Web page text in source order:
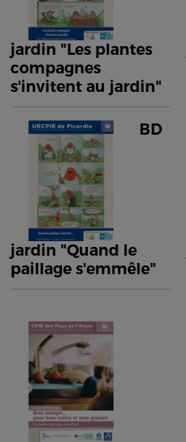
jardin "Les plantes
compagnes
s'invitent au jardin"
BD
jardin "Quand le
paillage s'emmêle"